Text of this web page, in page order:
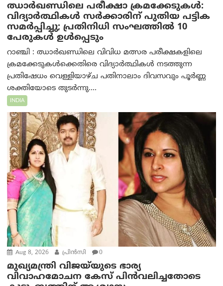
ഝാര്‍ഖണ്ഡിലെ പരീക്ഷാ ക്രമക്കേടുകള്‍:
വിദ്യാർത്ഥികൾ സർക്കാരിന് പുതിയ പട്ടിക
സമർപ്പിച്ചു; പ്രതിനിധി സംഘത്തിൽ 10
പേരുകൾ ഉൾപ്പെടും
റാഞ്ചി : ഝാർഖണ്ഡിലെ വിവിധ മത്സര പരീക്ഷകളിലെ
ക്രമക്കേടുകൾക്കെതിരെ വിദ്യാർത്ഥികൾ നടത്തുന്ന
പ്രതിഷേധം വെള്ളിയാഴ്ച പതിനാലാം ദിവസവും പൂർണ്ണ
ശക്തിയോടെ തുടർന്നു....
INDIA
Aug 8, 2026 പ്രിന്‍സി 0
മുഖ്യമന്ത്രി വിജയ്‌യുടെ ഭാര്യ
വിവാഹമോചന കേസ് പിൻവലിച്ചതോടെ